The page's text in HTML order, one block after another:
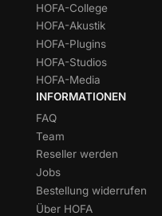
HOFA-College
HOFA-Akustik
HOFA-Plugins
HOFA-Studios
HOFA-Media
INFORMATIONEN
FAQ
Team
Reseller werden
Jobs
Bestellung widerrufen
Über HOFA